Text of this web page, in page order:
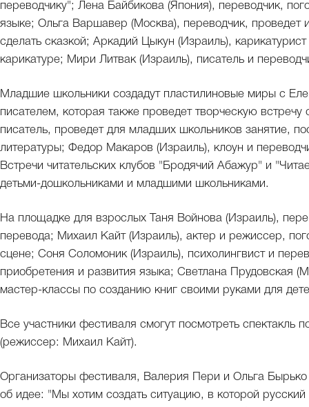
переводчику"; Лена Байбикова (Япония), переводчик,
языке; Ольга Варшавер (Москва), переводчик, проведет
сделать сказкой; Аркадий Цыкун (Израиль),
карикатуре; Мири Литвак (Израиль), писатель и
Младшие школьники создадут пластилиновые миры с
писателем, которая также проведет творческую
писатель, проведет для младших школьников занятие,
литературы; Федор Макаров (Израиль), клоун и
Встречи читательских клубов "Бродячий Абажур" и
детьми-дошкольниками и младшими школьниками.
На площадке для взрослых Таня Войнова (Израиль),
перевода; Михаил Кайт (Израиль), актер и режиссер,
сцене; Соня Соломоник (Израиль), психолингвист и
приобретения и развития языка; Светлана Прудовская
мастер-классы по созданию книг своими руками для
Все участники фестиваля смогут посмотреть спектакль
(режиссер: Михаил Кайт).
Организаторы фестиваля, Валерия Пери и Ольга
об идее: "Мы хотим создать ситуацию, в которой